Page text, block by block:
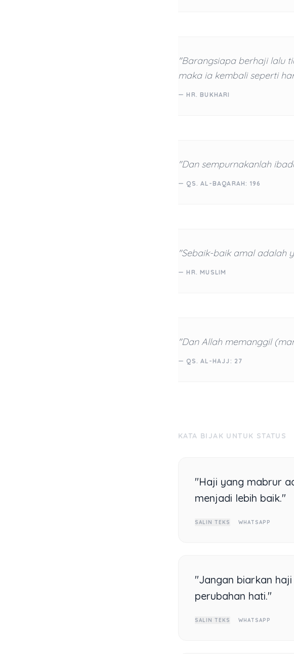
"Barangsiapa berhaji lalu
maka ia kembali seperti
— HR. BUKHARI
"Dan sempurnakanlah
— QS. AL-BAQARAH: 196
"Sebaik-baik amal adalah
— HR. MUSLIM
"Dan Allah memanggil
— QS. AL-HAJJ: 27
KATA BIJAK UNTUK STATUS
"Haji yang mabrur
menjadi lebih baik."
SALIN TEKS WHATSAPP
"Jangan biarkan
perubahan hati."
SALIN TEKS WHATSAPP